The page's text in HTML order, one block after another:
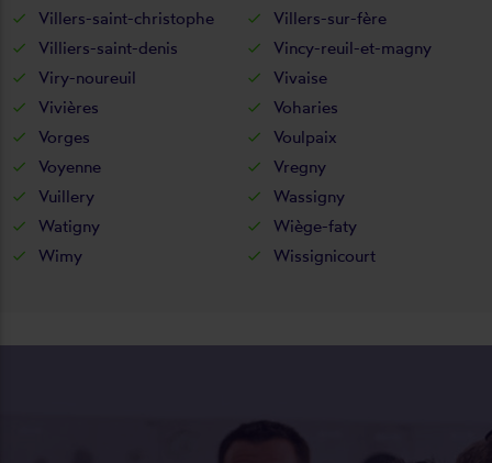
Villers-saint-christophe
Villers-sur-fère
Villiers-saint-denis
Vincy-reuil-et-magny
Viry-noureuil
Vivaise
Vivières
Voharies
Vorges
Voulpaix
Voyenne
Vregny
Vuillery
Wassigny
Watigny
Wiège-faty
Wimy
Wissignicourt